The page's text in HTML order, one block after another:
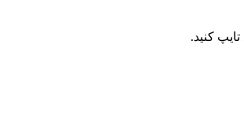
کنید.